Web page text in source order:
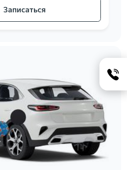
Записаться